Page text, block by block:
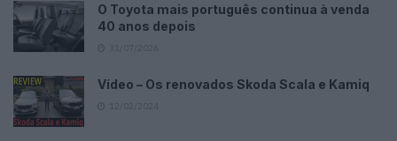
O Toyota mais português continua à venda
40 anos depois
Vídeo – Os renovados Skoda Scala e Kamiq